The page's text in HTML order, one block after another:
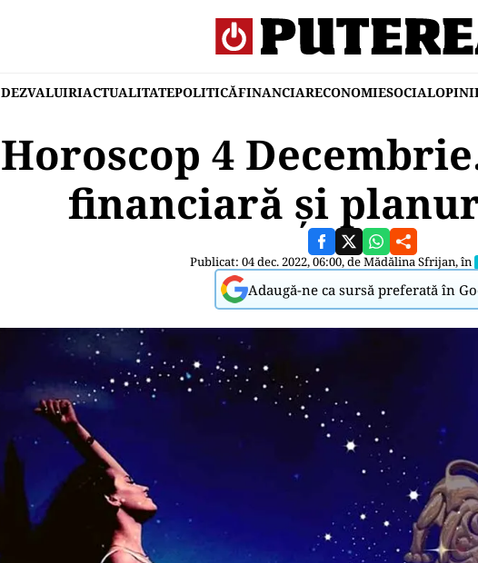
DEZVALUIRIACTUALITATEPOLITICĂFINANCIARECONOMIESOCIAL
Horoscop 4
financiară și
Publicat: 04 dec. 2022, 06:00, deMădălina Sfrijan, în
Adaugă-ne ca sursă preferată în